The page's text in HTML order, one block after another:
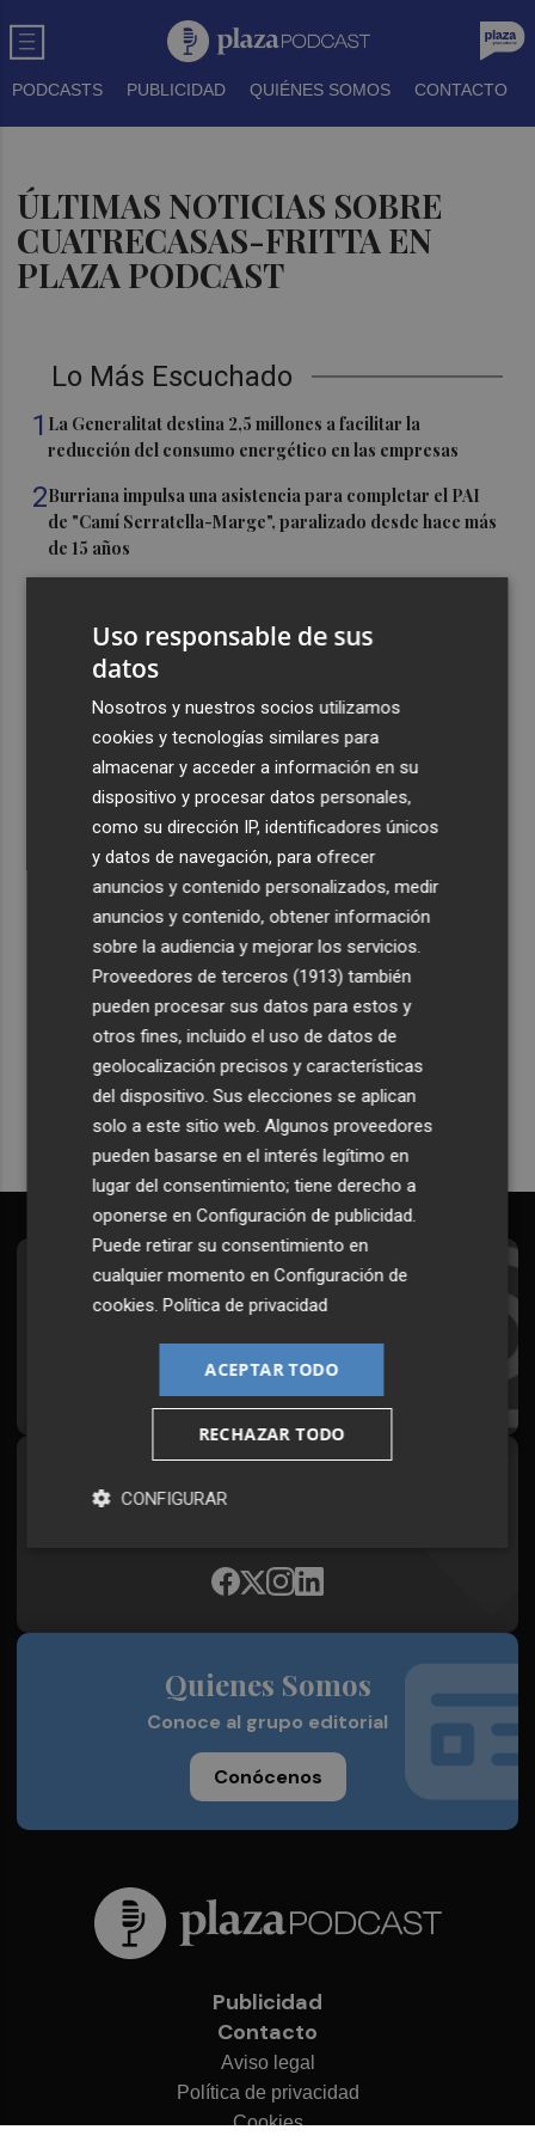
PODCASTS PUBLICIDAD QUIÉNES SOMOS CONTACTO
ÚLTIMAS NOTICIAS SOBRE
CUATRECASAS-FRITTA EN
PLAZA PODCAST
Lo Más Escuchado
1 La Generalitat destina 2,5 millones a facilitar la
reducción del consumo energético en las empresas
2Burriana impulsa una asistencia para completar el PAI
de "Camí Serratella-Marge", paralizado desde hace más
de 15 años
euros de Carrasco"
obras de reforma de la tenencia de alcaldía sur
Castelló acelera el montaje de la infraestructura en las
playas y el Planetari del eclipse para convertirlo en "un
evento histórico"
Recibe toda la actualidad de
Plaza Podcast en tu correo
Quiero suscribirme
Suscríbete al Boletín
¡Quiero suscribirme!
Síguenos en redes
Quienes Somos
Conoce al grupo editorial
Conócenos
Publicidad
Contacto
Aviso legal
Política de privacidad
Cookies
Uso responsable de sus
datos
Nosotros y nuestros socios utilizamos
cookies y tecnologías similares para
almacenar y acceder a información en su
dispositivo y procesar datos personales,
como su dirección IP, identificadores únicos
y datos de navegación, para ofrecer
anuncios y contenido personalizados, medir
anuncios y contenido, obtener información
sobre la audiencia y mejorar los servicios.
Proveedores de terceros (1913) también
pueden procesar sus datos para estos y
otros fines, incluido el uso de datos de
geolocalización precisos y características
del dispositivo. Sus elecciones se aplican
solo a este sitio web. Algunos proveedores
pueden basarse en el interés legítimo en
lugar del consentimiento; tiene derecho a
oponerse enConfiguración de publicidad.
Puede retirar su consentimiento en
cualquier momento enConfiguración de
cookies.Política de privacidad
ACEPTAR TODO
RECHAZAR TODO
CONFIGURAR